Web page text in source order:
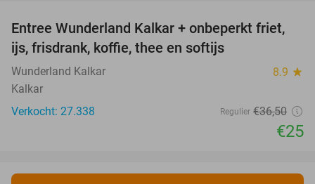
32%
Entree Wunderland Kalkar + onbeperkt friet,
ijs, frisdrank, koffie, thee en softijs
Wunderland Kalkar 8.9 star
Kalkar
Verkocht: 27.338
Regulier €36,50
€25